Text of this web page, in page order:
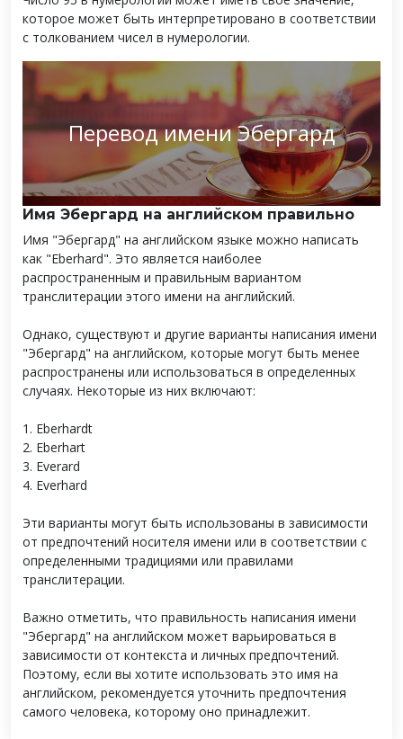
которое может быть интерпретировано в соответствии
с толкованием чисел в нумерологии.
Перевод имени Эбергард
Имя Эбергард на английском правильно
Имя "Эбергард" на английском языке можно написать
как "Eberhard". Это является наиболее
распространенным и правильным вариантом
транслитерации этого имени на английский.
Однако, существуют и другие варианты написания имени
"Эбергард" на английском, которые могут быть менее
распространены или использоваться в определенных
случаях. Некоторые из них включают:
1. Eberhardt
2. Eberhart
3. Everard
4. Everhard
Эти варианты могут быть использованы в зависимости
от предпочтений носителя имени или в соответствии с
определенными традициями или правилами
транслитерации.
Важно отметить, что правильность написания имени
"Эбергард" на английском может варьироваться в
зависимости от контекста и личных предпочтений.
Поэтому, если вы хотите использовать это имя на
английском, рекомендуется уточнить предпочтения
самого человека, которому оно принадлежит.